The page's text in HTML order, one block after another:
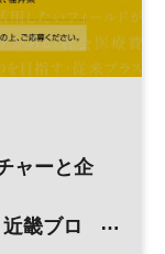
ャーと企
畿ブロ